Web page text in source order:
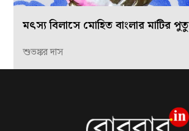
মৎস্য বিলাসে মোহিত বাংলার মাটির
শুভঙ্কর দাস